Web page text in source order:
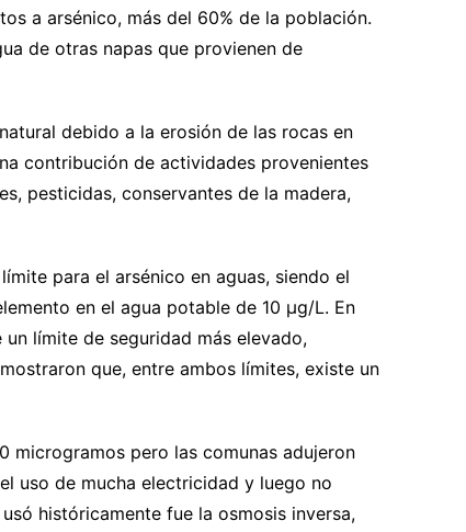
a arsénico, más del 60% de la población.
de otras napas que provienen de
debido a la erosión de las rocas en
contribución de actividades provenientes
pesticidas, conservantes de la madera,
para el arsénico en aguas, siendo el
en el agua potable de 10 μg/L. En
límite de seguridad más elevado,
que, entre ambos límites, existe un
microgramos pero las comunas adujeron
uso de mucha electricidad y luego no
históricamente fue la osmosis inversa,